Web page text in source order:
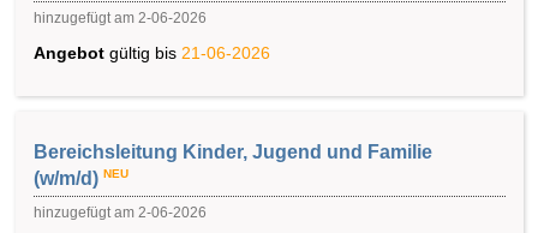
hinzugefügt am 2-06-2026
Angebot gültig bis 21-06-2026
Bereichsleitung Kinder, Jugend und Familie
(w/m/d) NEU
hinzugefügt am 2-06-2026